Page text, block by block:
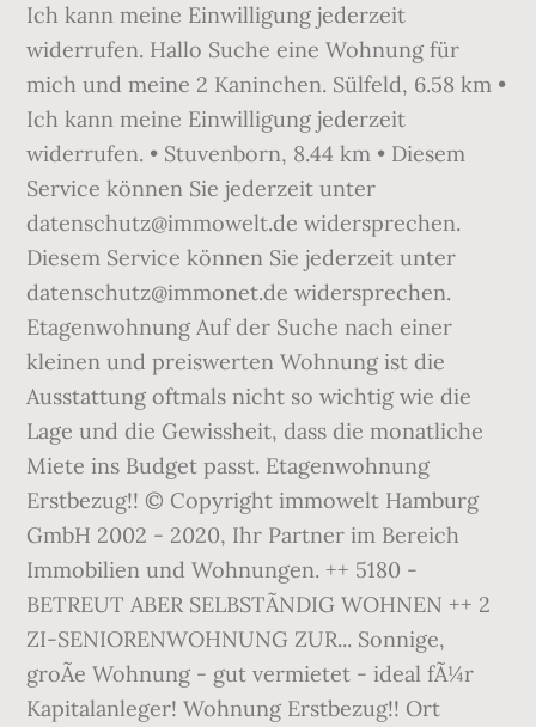
Ich kann meine Einwilligung jederzeit
widerrufen. Hallo Suche eine Wohnung für
mich und meine 2 Kaninchen. Sülfeld, 6.58 km •
Ich kann meine Einwilligung jederzeit
widerrufen. • Stuvenborn, 8.44 km • Diesem
Service können Sie jederzeit unter
datenschutz@immowelt.de widersprechen.
Diesem Service können Sie jederzeit unter
datenschutz@immonet.de widersprechen.
Etagenwohnung Auf der Suche nach einer
kleinen und preiswerten Wohnung ist die
Ausstattung oftmals nicht so wichtig wie die
Lage und die Gewissheit, dass die monatliche
Miete ins Budget passt. Etagenwohnung
Erstbezug!! © Copyright immowelt Hamburg
GmbH 2002 - 2020, Ihr Partner im Bereich
Immobilien und Wohnungen. ++ 5180 -
BETREUT ABER SELBSTÃNDIG WOHNEN ++ 2
ZI-SENIORENWOHNUNG ZUR... Sonnige,
groÃe Wohnung - gut vermietet - ideal fÃ¼r
Kapitalanleger! Wohnung Erstbezug!! Ort